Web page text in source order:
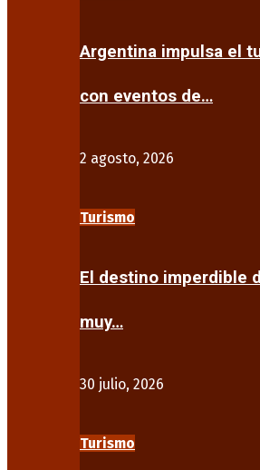
Argentina impulsa el
con eventos de…
2 agosto, 2026
Turismo
El destino imperdible
muy…
30 julio, 2026
Turismo